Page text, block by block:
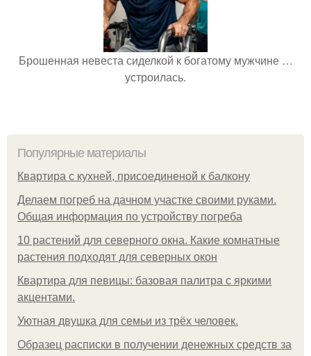
Брошенная невеста сиделкой к богатому мужчине …
устроилась.
Популярные материалы
Квартира с кухней, присоединеной к балкону
Делаем погреб на дачном участке своими руками.
Общая информация по устройству погреба
10 растений для северного окна. Какие комнатные
растения подходят для северных окон
Квартира для певицы: базовая палитра с яркими
акцентами.
Уютная двушка для семьи из трёх человек.
Образец расписки в получении денежных средств за